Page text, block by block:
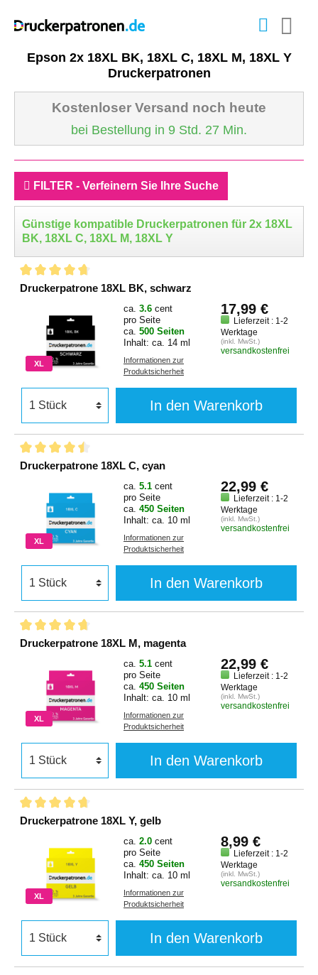
Epson 2x 18XL BK, 18XL C, 18XL M, 18XL Y
Druckerpatronen
Kostenloser Versand noch heute
bei Bestellung in 9 Std. 27 Min.
FILTER - Verfeinern Sie Ihre Suche
Günstige kompatible Druckerpatronen für 2x 18XL
BK, 18XL C, 18XL M, 18XL Y
Druckerpatrone 18XL BK, schwarz
XL
ca. 3.6 cent
pro Seite
ca. 500 Seiten
Inhalt: ca. 14 ml
Informationen zur
Produktsicherheit
17,99 €
Lieferzeit : 1-2
Werktage
(inkl. MwSt.)
versandkostenfrei
In den Warenkorb
Druckerpatrone 18XL C, cyan
XL
ca. 5.1 cent
pro Seite
ca. 450 Seiten
Inhalt: ca. 10 ml
Informationen zur
Produktsicherheit
22,99 €
Lieferzeit : 1-2
Werktage
(inkl. MwSt.)
versandkostenfrei
In den Warenkorb
Druckerpatrone 18XL M, magenta
XL
ca. 5.1 cent
pro Seite
ca. 450 Seiten
Inhalt: ca. 10 ml
Informationen zur
Produktsicherheit
22,99 €
Lieferzeit : 1-2
Werktage
(inkl. MwSt.)
versandkostenfrei
In den Warenkorb
Druckerpatrone 18XL Y, gelb
XL
ca. 2.0 cent
pro Seite
ca. 450 Seiten
Inhalt: ca. 10 ml
Informationen zur
Produktsicherheit
8,99 €
Lieferzeit : 1-2
Werktage
(inkl. MwSt.)
versandkostenfrei
In den Warenkorb